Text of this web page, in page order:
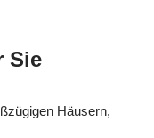
Sie
Häusern,